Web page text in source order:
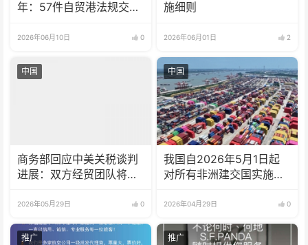
年：57件自贸港法规交出
2026年06月10日 0
施细则
2026年06月01日 2
中国
商务部回应中美关税谈判
进展：双方经贸团队将商
施
2026年05月29日 0
中国
我国自2026年5月1日起
对所有非洲建交国实施零
2026年04月29日 0
推广 推广